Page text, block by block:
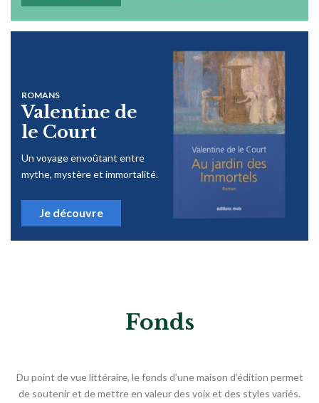
ROMANS
Valentine de
le Court
Un voyage envoûtant entre
mythe, mystère et immortalité.
Je découvre
Fonds
Du point de vue littéraire, le fonds d’une maison d’édition permet
de soutenir et de mettre en valeur des voix et des styles variés.